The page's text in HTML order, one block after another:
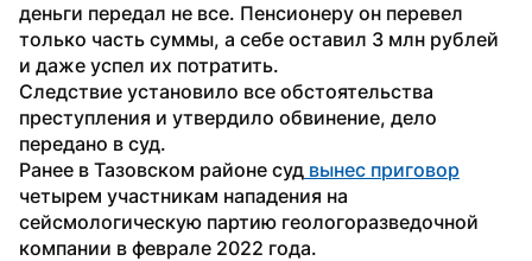
деньги передал не все. Пенсионеру он перевел
только часть суммы, а себе оставил 3 млн рублей
и даже успел их потратить.
Следствие установило все обстоятельства
преступления и утвердило обвинение, дело
передано в суд.
Ранее в Тазовском районе суд вынес приговор
четырем участникам нападения на
сейсмологическую партию геологоразведочной
компании в феврале 2022 года.